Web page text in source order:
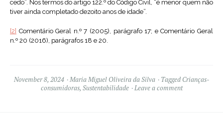
cedo”. Nos termos do artigo 122.º do Código Civil, “é menor quem não
tiver ainda completado dezoito anos de idade”.
[2] Comentário Geral n.º 7 (2005), parágrafo 17; e Comentário Geral
n.º 20 (2016), parágrafos 18 e 20.
November 8, 2024 Maria Miguel Oliveira da Silva Tagged Crianças-
consumidoras, Sustentabilidade Leave a comment